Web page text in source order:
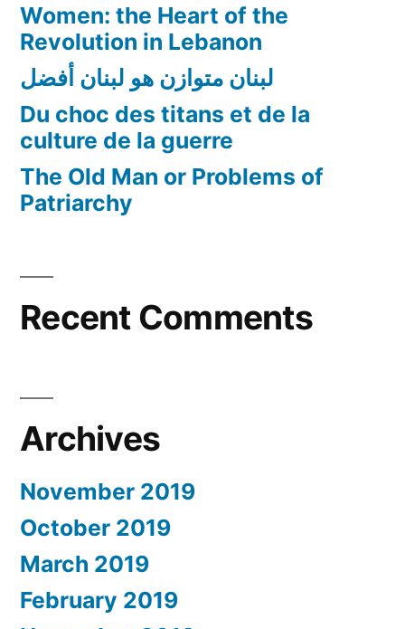
Women: the Heart of the
Revolution in Lebanon
لبنان متوازن هو لبنان أفضل
Du choc des titans et de la
culture de la guerre
The Old Man or Problems of
Patriarchy
Recent Comments
Archives
November 2019
October 2019
March 2019
February 2019